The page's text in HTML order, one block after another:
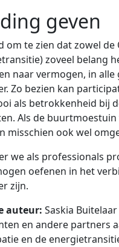
geven
om te zien dat zowel
zoveel belang
naar vermogen, in
Zo bezien kan
als betrokkenheid bij
Als de
misschien ook wel
we als professionals
oefenen in het
zijn.
auteur: Saskia
en andere partners
en de